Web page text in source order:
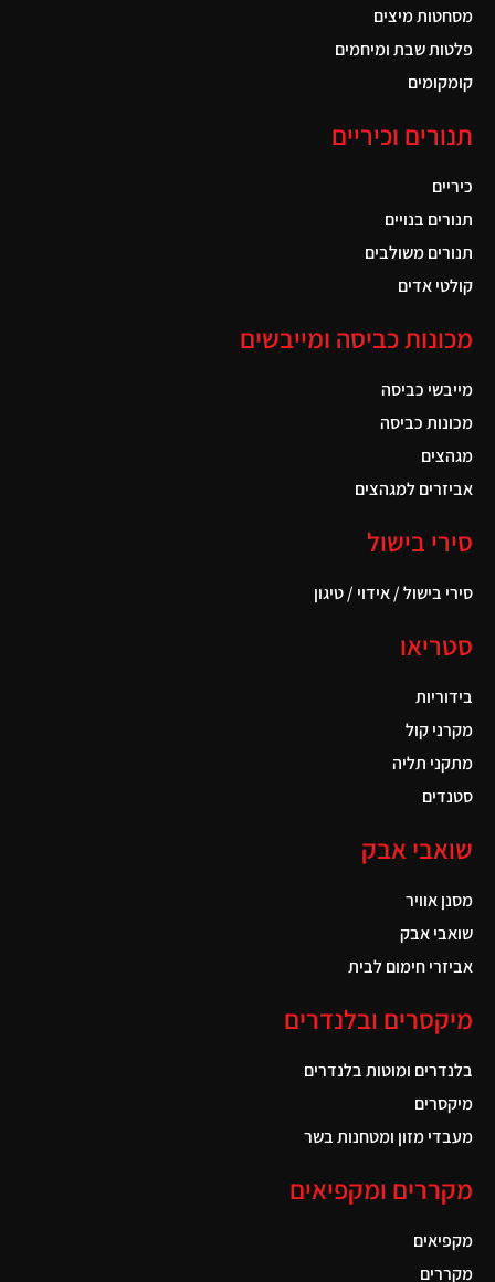
מסחטות מיצים
פלטות שבת ומיחמים
קומקומים
תנורים וכיריים
כיריים
תנורים בנויים
תנורים משולבים
קולטי אדים
מכונות כביסה ומייבשים
מייבשי כביסה
מכונות כביסה
מגהצים
אביזרים למגהצים
סירי בישול
סירי בישול / אידוי / טיגון
סטריאו
בידוריות
מקרני קול
מתקני תליה
סטנדים
שואבי אבק
מסנן אוויר
שואבי אבק
אביזרי חימום לבית
מיקסרים ובלנדרים
בלנדרים ומוטות בלנדרים
מיקסרים
מעבדי מזון ומטחנות בשר
מקררים ומקפיאים
מקפיאים
מקררים